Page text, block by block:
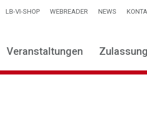
LB-VI-SHOP WEBREADER NEWS
Veranstaltungen